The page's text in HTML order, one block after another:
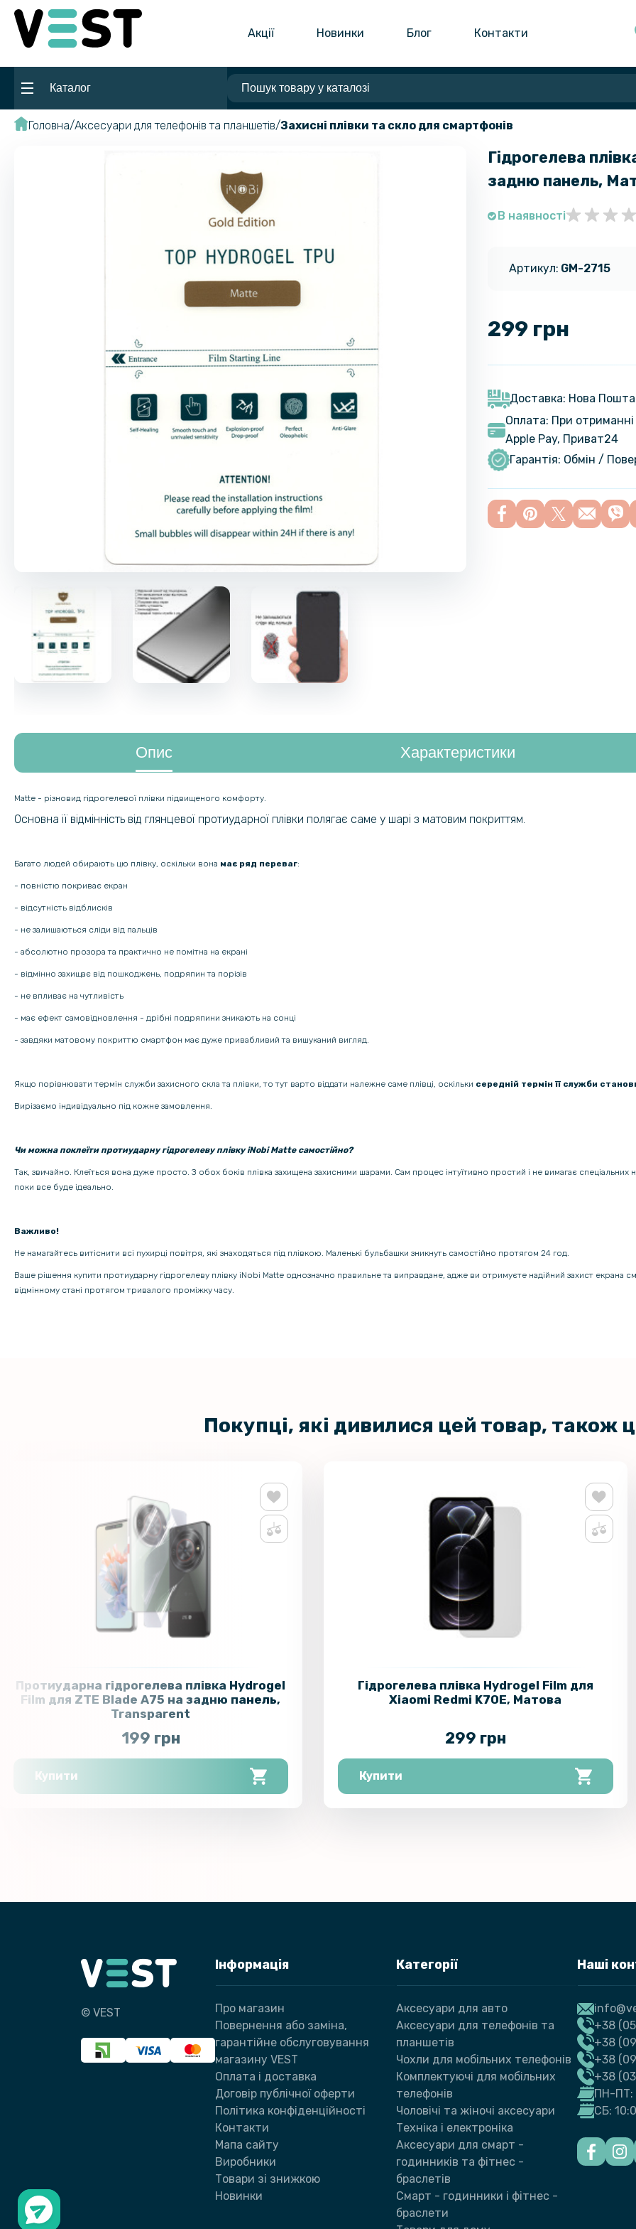
Акції Новинки Блог Контакти
Каталог
Головна Аксесуари для телефонів та планшетів Захисні плівки та скло для смартфонів
Гідрогелева
задню панель,
В наявності
Артикул: GM-2715
299 грн
Доставка: Нова
Оплата: При
Apple Pay, Приват24
Гарантія: Обмін /
Опис Характеристики
Matte - різновид гідрогелевої плівки підвищеного комфорту.
Основна її відмінність від глянцевої протиударної плівки полягає саме у шарі з матовим покриттям.
Багато людей обирають цю плівку, оскільки вона має ряд переваг:
- повністю покриває екран
- відсутність відблисків
- не залишаються сліди від пальців
- абсолютно прозора та практично не помітна на екрані
- відмінно захищає від пошкоджень, подряпин та порізів
- не впливає на чутливість
- має ефект самовідновлення - дрібні подряпини зникають на сонці
- завдяки матовому покриттю смартфон має дуже привабливий та вишуканий вигляд.
Якщо порівнювати термін служби захисного скла та плівки, то тут варто віддати належне саме плівці, оскільки середній термін її служби
Вирізаємо індивідуально під кожне замовлення.
Чи можна поклеїти протиударну гідрогелеву плівку iNobi Matte самостійно?
Так, звичайно. Клеїться вона дуже просто. З обох боків плівка захищена захисними шарами. Сам процес інтуїтивно простий і не вимагає
поки все буде ідеально.
Важливо!
Не намагайтесь витіснити всі пухирці повітря, які знаходяться під плівкою. Маленькі бульбашки зникнуть самостійно протягом 24 год.
Ваше рішення купити протиударну гідрогелеву плівку iNobi Matte однозначно правильне та виправдане, адже ви отримуєте надійний захист
відмінному стані протягом тривалого проміжку часу.
Покупці, які дивилися цей товар, також
Протиударна гідрогелева плівка Hydrogel
Film для ZTE Blade A75​​​ на задню панель,
Transparent
199 грн
Купити
Гідрогелева плівка Hydrogel Film для
Xiaomi Redmi K70E, Матова
299 грн
Купити
© VEST
Інформація
Про магазин
Повернення або заміна,
гарантійне обслуговування
магазину VEST
Оплата і доставка
Договір публічної оферти
Політика конфіденційності
Контакти
Мапа сайту
Виробники
Товари зі знижкою
Новинки
Категорії
Аксесуари для авто
Аксесуари для телефонів та
планшетів
Чохли для мобільних телефонів
Комплектуючі для мобільних
телефонів
Чоловічі та жіночі аксесуари
Техніка і електроніка
Аксесуари для смарт -
годинників та фітнес -
браслетів
Смарт - годинники і фітнес -
браслети
Наші
+38
+38
+38
+38
ПН-ПТ:
СБ: